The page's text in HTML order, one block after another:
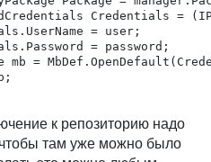
к репозиторию надо
там уже можно было